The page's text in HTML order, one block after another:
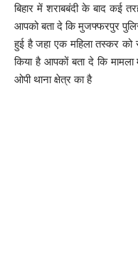
बिहार में शराबबंदी के बाद कई
आपको बता दे कि मुजफ्फरपुर
हुई है जहा एक महिला तस्कर को
किया है आपकों बता दे कि
ओपी थाना क्षेत्र का है